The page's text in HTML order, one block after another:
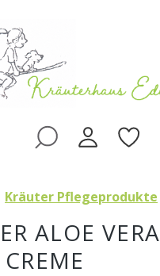
Kräuter Pflegeprodukte
ALOE VERA